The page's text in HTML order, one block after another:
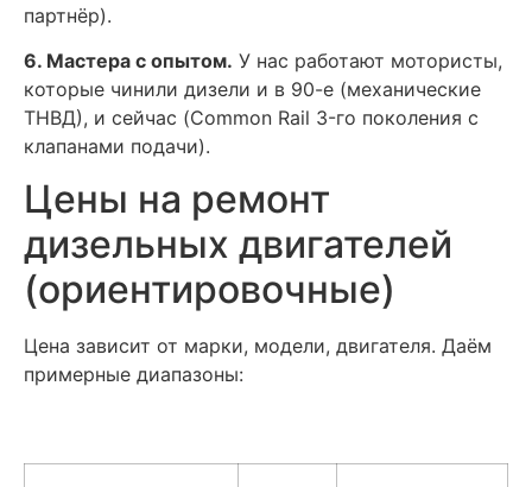
партнёр).
6. Мастера с опытом. У нас работают мотористы,
которые чинили дизели и в 90-е (механические
ТНВД), и сейчас (Common Rail 3-го поколения с
клапанами подачи).
Цены на ремонт
дизельных двигателей
(ориентировочные)
Цена зависит от марки, модели, двигателя. Даём
примерные диапазоны: